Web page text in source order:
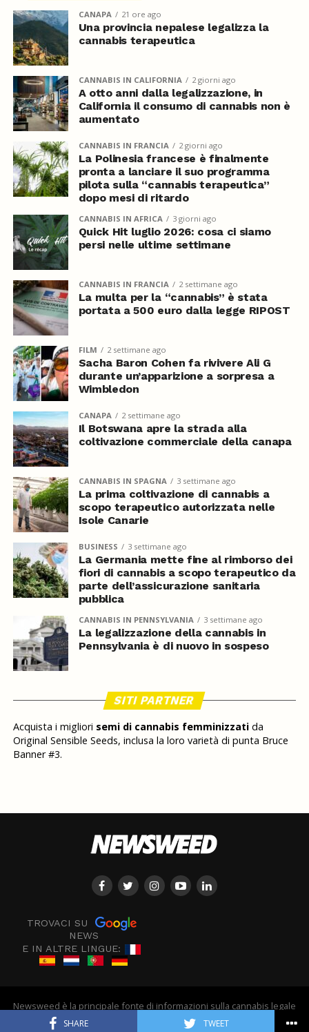
SHARE TWEET
CANAPA 21 ore ago
Una provincia nepalese legalizza la
cannabis terapeutica
CANNABIS IN CALIFORNIA 2 giorni ago
A otto anni dalla legalizzazione, in
California il consumo di cannabis non è
aumentato
CANNABIS IN FRANCIA 2 giorni ago
La Polinesia francese è finalmente
pronta a lanciare il suo programma
pilota sulla “cannabis terapeutica”
dopo mesi di ritardo
CANNABIS IN AFRICA 3 giorni ago
Quick Hit luglio 2026: cosa ci siamo
persi nelle ultime settimane
CANNABIS IN FRANCIA 2 settimane ago
La multa per la “cannabis” è stata
portata a 500 euro dalla legge RIPOST
FILM 2 settimane ago
Sacha Baron Cohen fa rivivere Ali G
durante un’apparizione a sorpresa a
Wimbledon
CANAPA 2 settimane ago
Il Botswana apre la strada alla
coltivazione commerciale della canapa
CANNABIS IN SPAGNA 3 settimane ago
La prima coltivazione di cannabis a
scopo terapeutico autorizzata nelle
Isole Canarie
BUSINESS 3 settimane ago
La Germania mette fine al rimborso dei
fiori di cannabis a scopo terapeutico da
parte dell’assicurazione sanitaria
pubblica
CANNABIS IN PENNSYLVANIA 3 settimane ago
La legalizzazione della cannabis in
Pennsylvania è di nuovo in sospeso
SITI PARTNER
Acquista i migliori semi di cannabis femminizzatida
Original Sensible Seeds, inclusa la loro varietà di punta Bruce
Banner #3.
TROVACI SU
NEWS
E IN ALTRE LINGUE:
Newsweed è la principale fonte di informazioni sulla cannabis legale
in Europa - © Newsweed